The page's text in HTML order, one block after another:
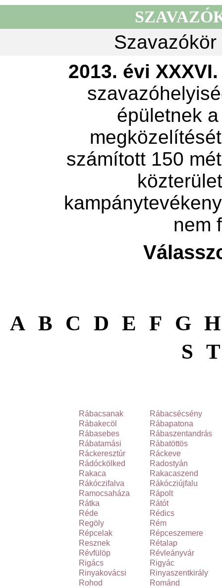
2013. évi
épületnek
számított 150
nem
A B C D E F G H
S T
Rábacsanak
Rábacsécsény
Rábakecöl
Rábapatona
Rábasebes
Rábaszentandrás
Rábatamási
Rábatöttös
Ráckeresztúr
Ráckeve
Rádóckölked
Radostyán
Rakaca
Rakacaszend
Rákóczifalva
Rákócziújfalu
Ramocsaháza
Rápolt
Rátka
Rátót
Réde
Rédics
Regöly
Rém
Répcelak
Répceszemere
Resznek
Rétalap
Révfülöp
Révleányvár
Rigács
Rigyác
Rinyakovácsi
Rinyaszentkirály
Rohod
Románd